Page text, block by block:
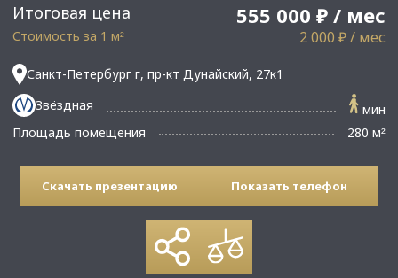
Итоговая цена 555 000 ₽ / мес
Стоимость за 1 м² 2 000 ₽ / мес
Санкт-Петербург г, пр-кт Дунайский, 27к1
Звёздная
мин
Площадь помещения
280 м²
Скачать презентацию Показать телефон